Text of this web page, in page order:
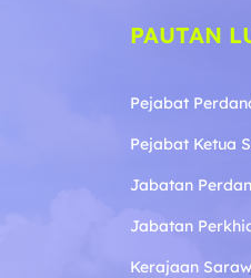
PAUTAN
Pejabat
Pejabat Ketua
Jabatan
Jabatan
Kerajaan